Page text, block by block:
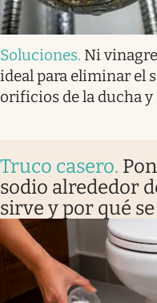
Soluciones. Ni
ideal para eliminar el
orificios de la ducha
Truco casero.
sodio alrededor
sirve y por qué